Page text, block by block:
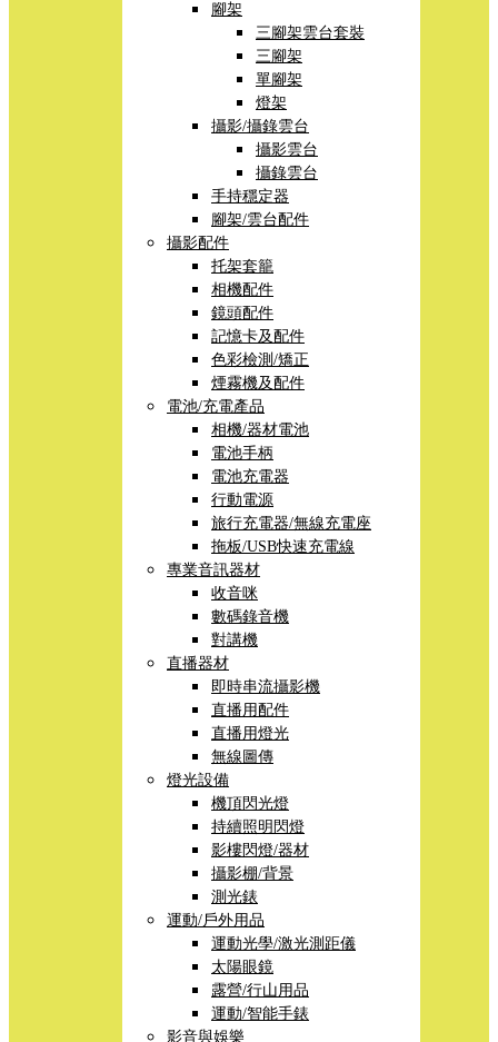
腳架
三腳架雲台套裝
三腳架
單腳架
燈架
攝影/攝錄雲台
攝影雲台
攝錄雲台
手持穩定器
腳架/雲台配件
攝影配件
托架套籠
相機配件
鏡頭配件
記憶卡及配件
色彩檢測/矯正
煙霧機及配件
電池/充電產品
相機/器材電池
電池手柄
電池充電器
行動電源
旅行充電器/無線充電座
拖板/USB快速充電線
專業音訊器材
收音咪
數碼錄音機
對講機
直播器材
即時串流攝影機
直播用配件
直播用燈光
無線圖傳
燈光設備
機頂閃光燈
持續照明閃燈
影樓閃燈/器材
攝影棚/背景
測光錶
運動/戶外用品
運動光學/激光測距儀
太陽眼鏡
露營/行山用品
運動/智能手錶
影音與娛樂